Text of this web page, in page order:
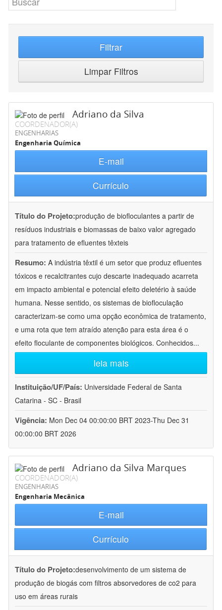
Filtrar
Limpar Filtros
Adriano da Silva
COORDENADOR(A)
ENGENHARIAS
Engenharia Química
E-mail
Currículo
Título do Projeto:produção de biofloculantes a partir de
resíduos industriais e biomassas de baixo valor agregado
para tratamento de efluentes têxteis
Resumo: A indústria têxtil é um setor que produz efluentes
tóxicos e recalcitrantes cujo descarte inadequado acarreta
em impacto ambiental e potencial efeito deletério à saúde
humana. Nesse sentido, os sistemas de biofloculação
caracterizam-se como uma opção econômica de tratamento,
e uma rota que tem atraído atenção para esta área é o
efeito floculante de componentes biológicos. Conhecidos...
leia mais
Instituição/UF/País: Universidade Federal de Santa
Catarina - SC - Brasil
Vigência: Mon Dec 04 00:00:00 BRT 2023-Thu Dec 31
00:00:00 BRT 2026
Adriano da Silva Marques
COORDENADOR(A)
ENGENHARIAS
Engenharia Mecânica
E-mail
Currículo
Título do Projeto:desenvolvimento de um sistema de
produção de biogás com filtros absorvedores de co2 para
uso em áreas rurais